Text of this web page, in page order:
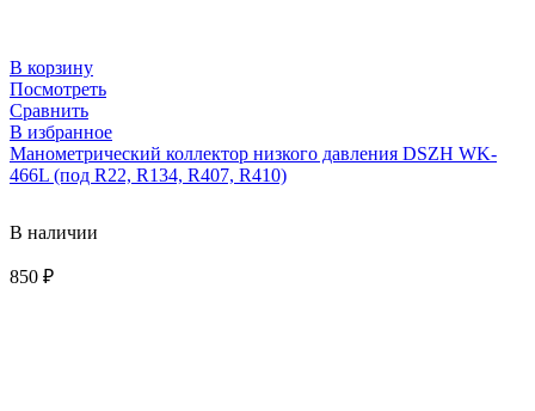
В корзину
Посмотреть
Сравнить
В избранное
Манометрический коллектор низкого давления DSZH WK-
466L (под R22, R134, R407, R410)
В наличии
850 ₽